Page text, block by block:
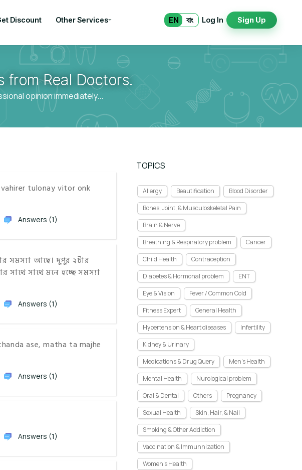
Discount Other Services EN বাং Log In Sign Up
from Real Doctors.
opinion immediately...
tulonay vitor onk
Answers (1)
সমস্যা আছে। দুপুর ২টার
সাথে মনে হচ্ছে সমস্যা
Answers (1)
ase, matha ta majhe
Answers (1)
Answers (1)
TOPICS
Allergy Beautification
Blood Disorder
Bones, Joint, & Musculoskeletal Pain
Brain & Nerve
Breathing & Respiratory problem
Cancer
Child Health
Contraception
Diabetes & Hormonal problem
ENT
Eye & Vision
Fever / Common Cold
Fitness Expert
General Health
Hypertension & Heart diseases
Infertility
Kidney & Urinary
Medications & Drug Query
Men's Health
Mental Health
Nurological problem
Oral & Dental
Others
Pregnancy
Sexual Health
Skin, Hair, & Nail
Smoking & Other Addiction
Vaccination & Immunnization
Women's Health